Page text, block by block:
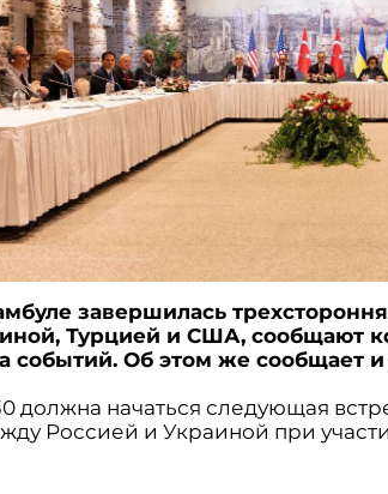
завершилась
Турцией и США, сообщают
событий. Об этом же сообщает
должна начаться следующая
Россией и Украиной при